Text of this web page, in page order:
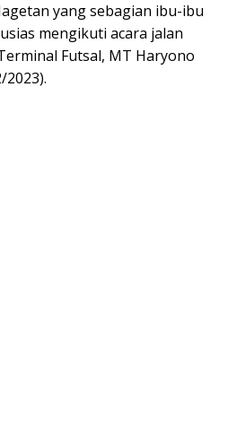
yang sebagian ibu-ibu
mengikuti acara jalan
Futsal, MT Haryono